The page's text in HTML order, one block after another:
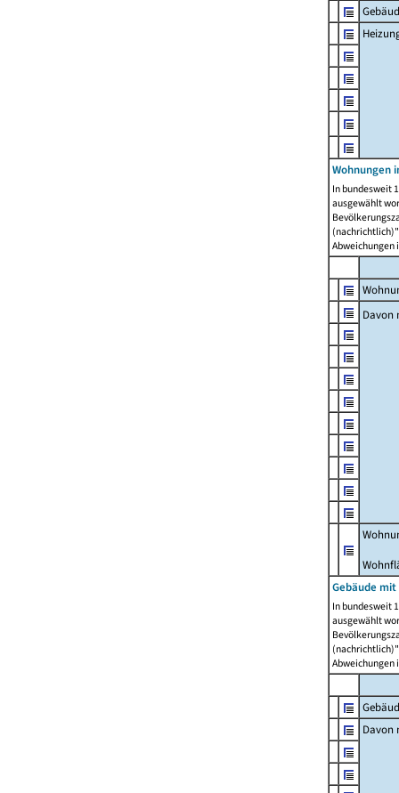
Wohnungen
In bundesweit
ausgewählt
Abweichungen
Davon
Gebäude
In bundesweit
ausgewählt
Abweichungen
Davon